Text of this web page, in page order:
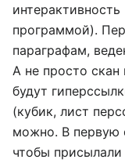
программой).
параграфам,
А не просто
будут
(кубик, лист
можно. В первую
чтобы